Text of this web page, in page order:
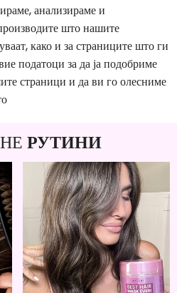
анализираме и
што нашите
како и за страниците што ги
податоци за да ја подобриме
страници и да ви го олесниме
РУТИНИ